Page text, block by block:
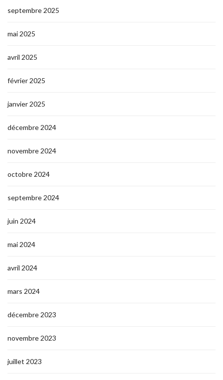
septembre 2025
mai 2025
avril 2025
février 2025
janvier 2025
décembre 2024
novembre 2024
octobre 2024
septembre 2024
juin 2024
mai 2024
avril 2024
mars 2024
décembre 2023
novembre 2023
juillet 2023